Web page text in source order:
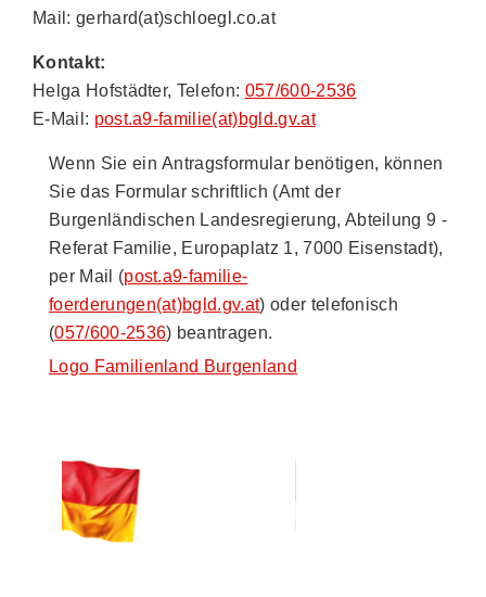
Mail: gerhard(at)schloegl.co.at
Kontakt:
Helga Hofstädter, Telefon: 057/600-2536
E-Mail: post.a9-familie(at)bgld.gv.at
Wenn Sie ein Antragsformular benötigen, können
Sie das Formular schriftlich (Amt der
Burgenländischen Landesregierung, Abteilung 9 -
Referat Familie, Europaplatz 1, 7000 Eisenstadt),
per Mail (post.a9-familie-
foerderungen(at)bgld.gv.at) oder telefonisch
(057/600-2536) beantragen.
Logo Familienland Burgenland